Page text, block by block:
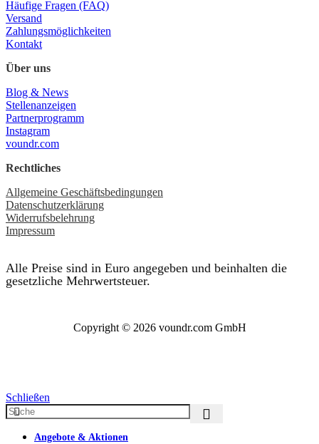
Häufige Fragen (FAQ)
Versand
Zahlungsmöglichkeiten
Kontakt
Über uns
Blog & News
Stellenanzeigen
Partnerprogramm
Instagram
voundr.com
Rechtliches
Allgemeine Geschäftsbedingungen
Datenschutzerklärung
Widerrufsbelehrung
Impressum
Alle Preise sind in Euro angegeben und beinhalten die
gesetzliche Mehrwertsteuer.
Copyright © 2026 voundr.com GmbH
Schließen
Angebote & Aktionen